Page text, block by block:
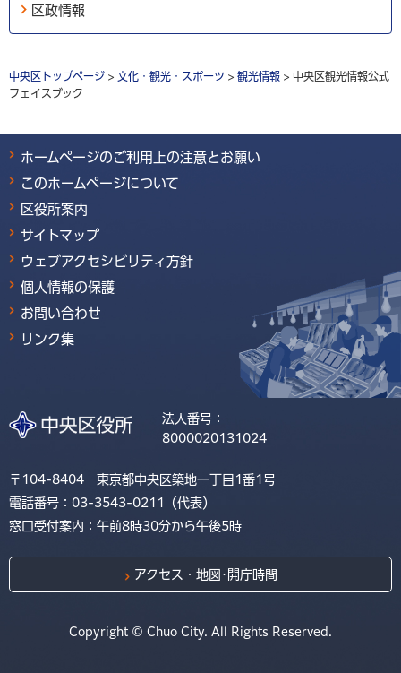
区政情報
中央区トップページ > 文化・観光・スポーツ > 観光情報 > 中央区観光情報公式
フェイスブック
ホームページのご利用上の注意とお願い
このホームページについて
区役所案内
サイトマップ
ウェブアクセシビリティ方針
個人情報の保護
お問い合わせ
リンク集
法人番号：
8000020131024
〒104-8404 東京都中央区築地一丁目1番1号
電話番号：03-3543-0211（代表）
窓口受付案内：午前8時30分から午後5時
アクセス・地図･開庁時間
Copyright © Chuo City. All Rights Reserved.